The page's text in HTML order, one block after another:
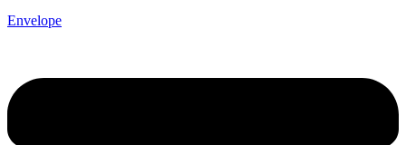
Envelope